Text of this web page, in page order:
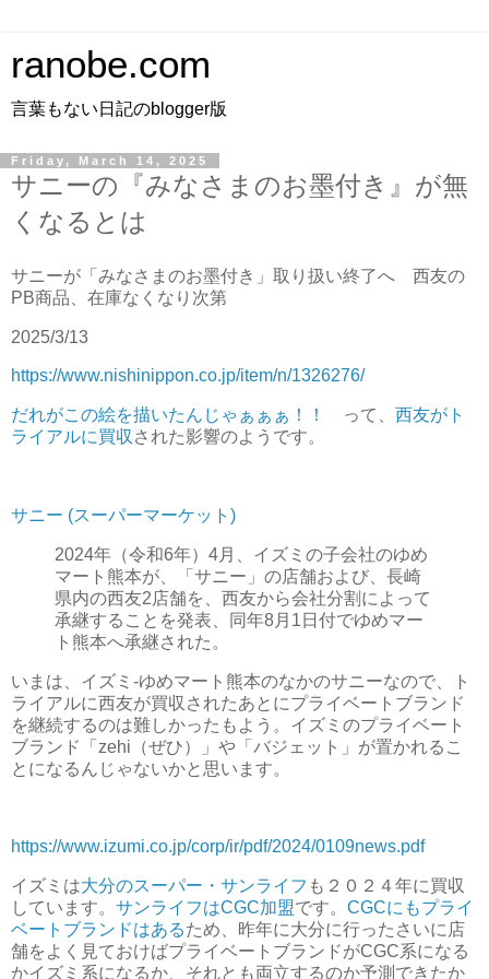
ranobe.com
言葉もない日記のblogger版
Friday, March 14, 2025
サニーの『みなさまのお墨付き』が無
くなるとは
サニーが「みなさまのお墨付き」取り扱い終了へ 西友の
PB商品、在庫なくなり次第
2025/3/13
https://www.nishinippon.co.jp/item/n/1326276/
だれがこの絵を描いたんじゃぁぁぁ！！ って、 西友がト
ライアルに買収 された影響のようです。
サニー (スーパーマーケット)
2024年（令和6年）4月、イズミの子会社のゆめ
マート熊本が、「サニー」の店舗および、長崎
県内の西友2店舗を、西友から会社分割によって
承継することを発表、同年8月1日付でゆめマー
ト熊本へ承継された。
いまは、イズミ-ゆめマート熊本のなかのサニーなので、ト
ライアルに西友が買収されたあとにプライベートブランド
を継続するのは難しかったもよう。イズミのプライベート
ブランド「zehi（ぜひ）」や「バジェット」が置かれるこ
とになるんじゃないかと思います。
https://www.izumi.co.jp/corp/ir/pdf/2024/0109news.pdf
イズミは大分のスーパー・サンライフ も２０２４年に買収
しています。 サンライフはCGC加盟です。 CGCにもプライ
ベートブランドはあるため、昨年に大分に行ったさいに店
舗をよく見ておけばプライベートブランドがCGC系になる
かイズミ系になるか、それとも両立するのか予測できたか